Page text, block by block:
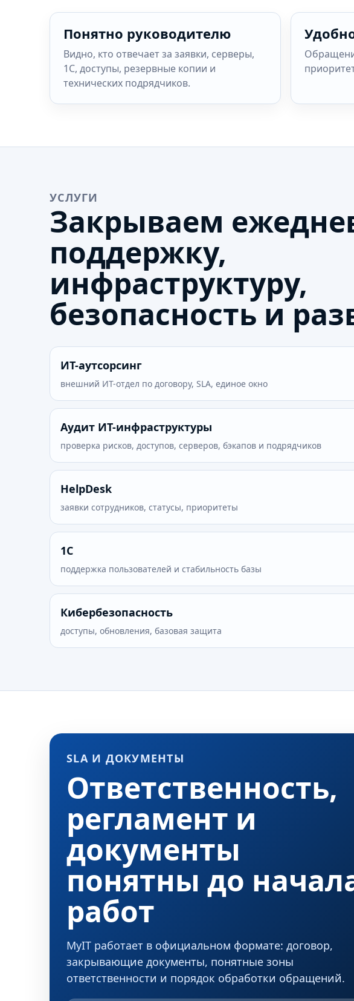
Понятно руководителю
Видно, кто отвечает за заявки, серверы,
1С, доступы, резервные копии и
технических подрядчиков.
УСЛУГИ
Закрываем
поддержку,
инфраструктуру,
безопасность и
ИТ-аутсорсинг
внешний ИТ-отдел по договору, SLA, единое окно
Аудит ИТ-инфраструктуры
проверка рисков, доступов, серверов, бэкапов и подрядчиков
HelpDesk
заявки сотрудников, статусы, приоритеты
1С
поддержка пользователей и стабильность базы
Кибербезопасность
доступы, обновления, базовая защита
SLA И ДОКУМЕНТЫ
Ответственность,
регламент и
документы
понятны до
работ
MyIT работает в официальном формате: договор,
закрывающие документы, понятные зоны
ответственности и порядок обработки обращений.